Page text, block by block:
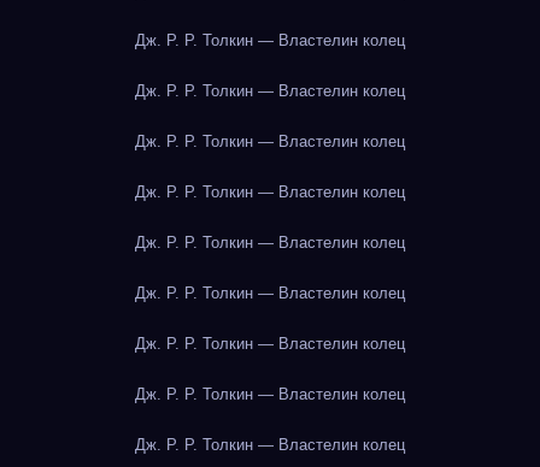
Дж. Р. Р. Толкин — Властелин колец
Дж. Р. Р. Толкин — Властелин колец
Дж. Р. Р. Толкин — Властелин колец
Дж. Р. Р. Толкин — Властелин колец
Дж. Р. Р. Толкин — Властелин колец
Дж. Р. Р. Толкин — Властелин колец
Дж. Р. Р. Толкин — Властелин колец
Дж. Р. Р. Толкин — Властелин колец
Дж. Р. Р. Толкин — Властелин колец